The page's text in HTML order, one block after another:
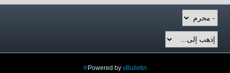
Powered by vBulletin®